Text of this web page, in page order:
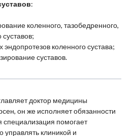
:
коленного, тазобедренного,
суставов;
эндопротезов коленного сустава;
суставов.
доктор медицины
он же исполняет обязанности
специализация помогает
клиникой и